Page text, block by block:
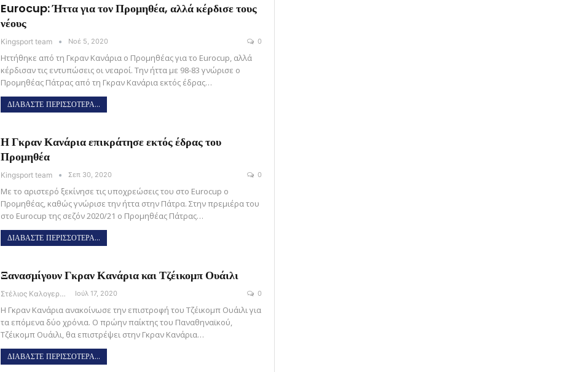
Eurocup: Ήττα για τον Προμηθέα, αλλά κέρδισε τους
νέους
Kingsport team Νοέ 5, 2020 0
Ηττήθηκε από τη Γκραν Κανάρια ο Προμηθέας για το Eurocup, αλλά
κέρδισαν τις εντυπώσεις οι νεαροί. Την ήττα με 98-83 γνώρισε ο
Προμηθέας Πάτρας από τη Γκραν Κανάρια εκτός έδρας…
ΔΙΑΒΑΣΤΕ ΠΕΡΙΣΣΟΤΕΡΑ...
Η Γκραν Κανάρια επικράτησε εκτός έδρας του
Προμηθέα
Kingsport team Σεπ 30, 2020 0
Με το αριστερό ξεκίνησε τις υποχρεώσεις του στο Eurocup ο
Προμηθέας, καθώς γνώρισε την ήττα στην Πάτρα. Στην πρεμιέρα του
στο Eurocup της σεζόν 2020/21 ο Προμηθέας Πάτρας…
ΔΙΑΒΑΣΤΕ ΠΕΡΙΣΣΟΤΕΡΑ...
Ξανασμίγουν Γκραν Κανάρια και Τζέικομπ Ουάιλι
Στέλιος Καλογεράς Ιούλ 17, 2020 0
Η Γκραν Κανάρια ανακοίνωσε την επιστροφή του Τζέικομπ Ουάιλι για
τα επόμενα δύο χρόνια. Ο πρώην παίκτης του Παναθηναϊκού,
Τζέικομπ Ουάιλι, θα επιστρέψει στην Γκραν Κανάρια…
ΔΙΑΒΑΣΤΕ ΠΕΡΙΣΣΟΤΕΡΑ...